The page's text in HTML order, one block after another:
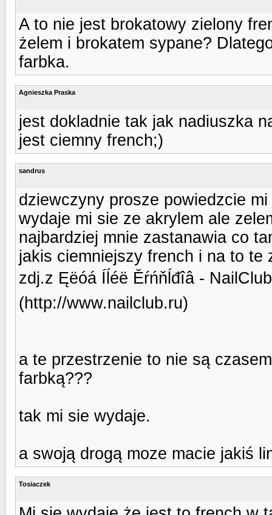
A to nie jest brokatowy zielony
żelem i brokatem sypane?
farbka.
Agnieszka Praska
jest dokladnie tak jak nadiuszka
jest ciemny french;)
sandrus
dziewczyny prosze powiedzcie
wydaje mi sie ze akrylem ale
najbardziej mnie zastanawia co
jakis ciemniejszy french i na to te
zdj.z Ęëóá Íĺéë Ěŕńňĺđîâ -
(http://www.nailclub.ru)
a te przestrzenie to nie są
farbką???
tak mi sie wydaje.
a swoją drogą moze macie jakiś
Tosiaczek